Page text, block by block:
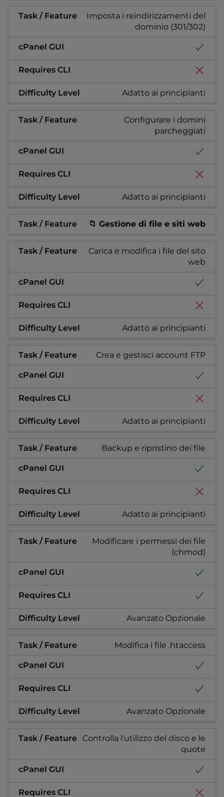
Imposta i reindirizzamenti del
dominio (301/302)
Adatto ai principianti
Configurare i domini
parcheggiati
Adatto ai principianti
📁 Gestione di file e siti web
Carica e modifica i file del sito
web
Adatto ai principianti
Crea e gestisci account FTP
Adatto ai principianti
Backup e ripristino dei file
Adatto ai principianti
Modificare i permessi dei file
(chmod)
Avanzato Opzionale
Modifica i file .htaccess
Avanzato Opzionale
Controlla l'utilizzo del disco e le
quote